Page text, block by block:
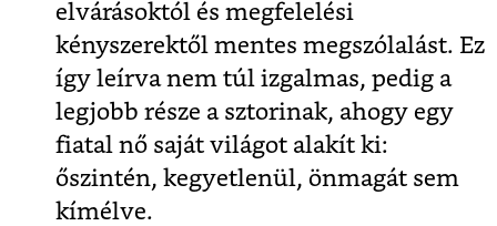
elvárásoktól és megfelelési
kényszerektől mentes megszólalást. Ez
így leírva nem túl izgalmas, pedig a
legjobb része a sztorinak, ahogy egy
fiatal nő saját világot alakít ki:
őszintén, kegyetlenül, önmagát sem
kímélve.